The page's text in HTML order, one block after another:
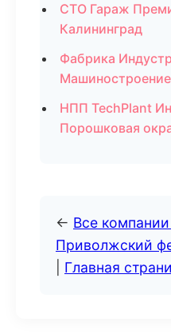
СТО Гараж
Калининград
Фабрика
НПП TechPlant
Порошковая
← Все
Приволжский
Главная